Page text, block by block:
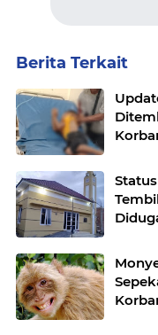
Berita Terkait